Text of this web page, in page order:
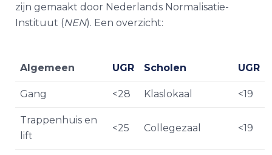
zijn gemaakt door Nederlands Normalisatie-
Instituut (NEN). Een overzicht:
Algemeen UGR Scholen UGR
Gang <28 Klaslokaal <19
Trappenhuis en
lift
<25 Collegezaal <19